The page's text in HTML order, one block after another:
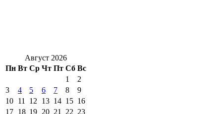
Август 2026
Пн Вт Ср Чт Пт Сб Вс
1
2
3
4 5 6 7 8
9
10 11 12 13 14 15 16
17 18 19 20 21 22 23